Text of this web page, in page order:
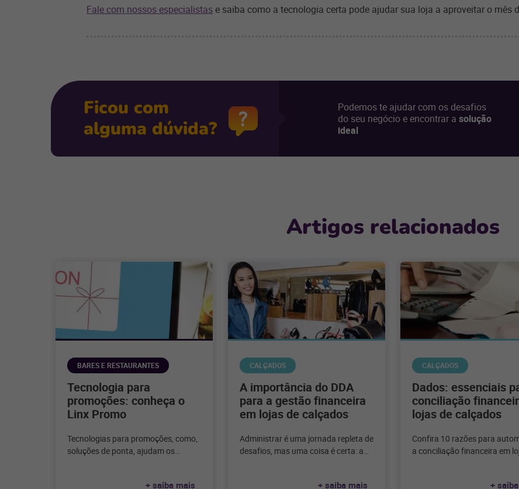
Fale com nossos especialistas e saiba como a tecnologia certa pode ajudar sua loja a aproveitar o mês
Ficou com
alguma dúvida?
Podemos te ajudar com os desafios
do seu negócio e encontrar a solução
ideal
Artigos relacionados
BARES E RESTAURANTES
Tecnologia para
promoções: conheça o
Linx Promo
Tecnologias para promoções, como,
soluções de ponta, ajudam os
+ saiba mais
CALÇADOS
A importância do DDA
para a gestão financeira
em lojas de calçados
Administrar é uma jornada repleta de
desafios, mas uma coisa é certa: a
+ saiba mais
CALÇADOS
Dados: essenciais
conciliação
lojas de calçados
Confira 10 razões para
a conciliação financeira em
+